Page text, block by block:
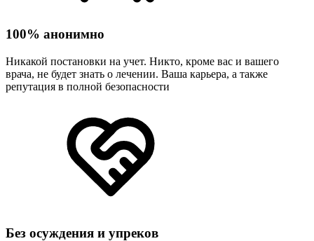
100% анонимно
Никакой постановки на учет. Никто, кроме вас и вашего
врача, не будет знать о лечении. Ваша карьера, а также
репутация в полной безопасности
Без осуждения и упреков